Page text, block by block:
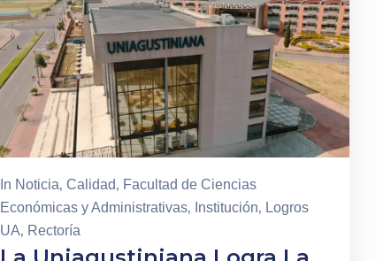
In Noticia‚ Calidad‚ Facultad de Ciencias
Económicas y Administrativas‚ Institución‚ Logros
UA‚ Rectoría